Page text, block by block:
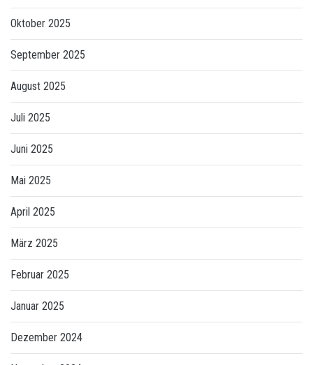
Oktober 2025
September 2025
August 2025
Juli 2025
Juni 2025
Mai 2025
April 2025
März 2025
Februar 2025
Januar 2025
Dezember 2024